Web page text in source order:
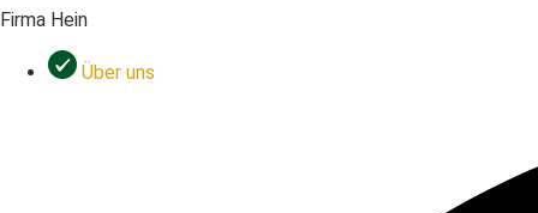
Firma Hein
Über uns